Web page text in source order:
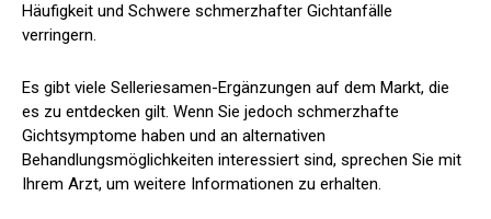
Häufigkeit und Schwere schmerzhafter Gichtanfälle
verringern.
Es gibt viele Selleriesamen-Ergänzungen auf dem Markt, die
es zu entdecken gilt. Wenn Sie jedoch schmerzhafte
Gichtsymptome haben und an alternativen
Behandlungsmöglichkeiten interessiert sind, sprechen Sie mit
Ihrem Arzt, um weitere Informationen zu erhalten.